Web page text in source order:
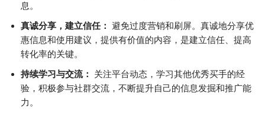
息。
真诚分享，建立信任： 避免过度营销和刷屏。真诚地分享优
惠信息和使用建议，提供有价值的内容，是建立信任、提高
转化率的关键。
持续学习与交流：
关注平台动态，学习其他优秀买手的经
验，积极参与社群交流，不断提升自己的信息发掘和推广能
力。